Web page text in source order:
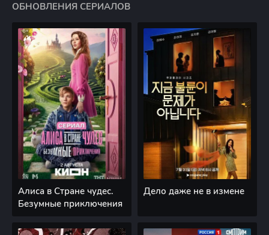
ОБНОВЛЕНИЯ СЕРИАЛОВ
Алиса в Стране чудес.
Безумные приключения
Дело даже не в измене